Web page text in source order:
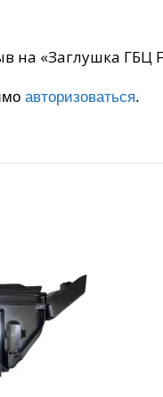
на «Заглушка ГБЦ
авторизоваться.